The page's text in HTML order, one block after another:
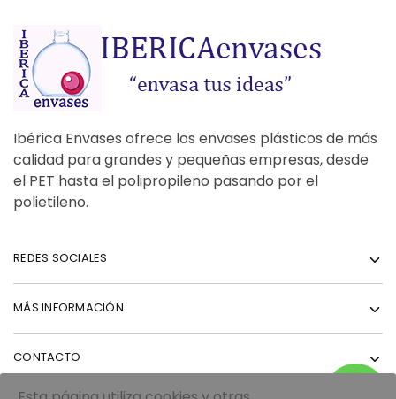
Ibérica Envases ofrece los envases plásticos de más
calidad para grandes y pequeñas empresas, desde
el PET hasta el polipropileno pasando por el
polietileno.
REDES SOCIALES
MÁS INFORMACIÓN
CONTACTO